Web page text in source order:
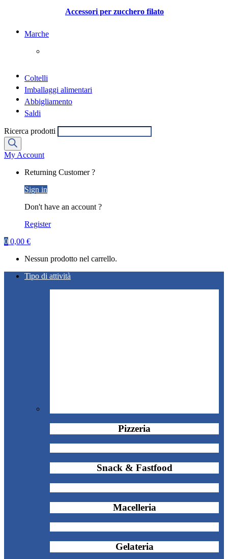
Accessori per zucchero filato
Marche
Coltelli
Imballaggi alimentari
Abbigliamento
Saldi
Ricerca prodotti
My Account
Returning Customer ?
Sign in
Don't have an account ?
Register
0 0,00 €
Nessun prodotto nel carrello.
Tipo di attività
Pizzeria
Snack & Fastfood
Macelleria
Gelateria